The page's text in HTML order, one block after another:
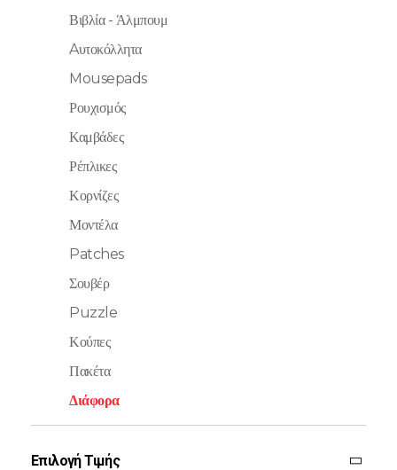
Βιβλία - Άλμπουμ
Aυτοκόλλητα
Mousepads
Ρουχισμός
Καμβάδες
Ρέπλικες
Κορνίζες
Μοντέλα
Patches
Σουβέρ
Puzzle
Κούπες
Πακέτα
Διάφορα
Επιλογή Τιμής